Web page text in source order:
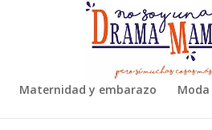
Maternidad y embarazo Moda